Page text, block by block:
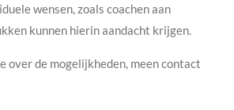
wensen, zoals coachen aan
kunnen hierin aandacht krijgen.
over de mogelijkheden, meen contact